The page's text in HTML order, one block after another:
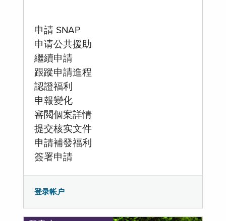
申請 SNAP
申请公共援助
繼續申請
跟蹤申請進程
認證福利
申報變化
審閲個案詳情
提交核实文件
申請補發福利
簽署申請
登录帐户